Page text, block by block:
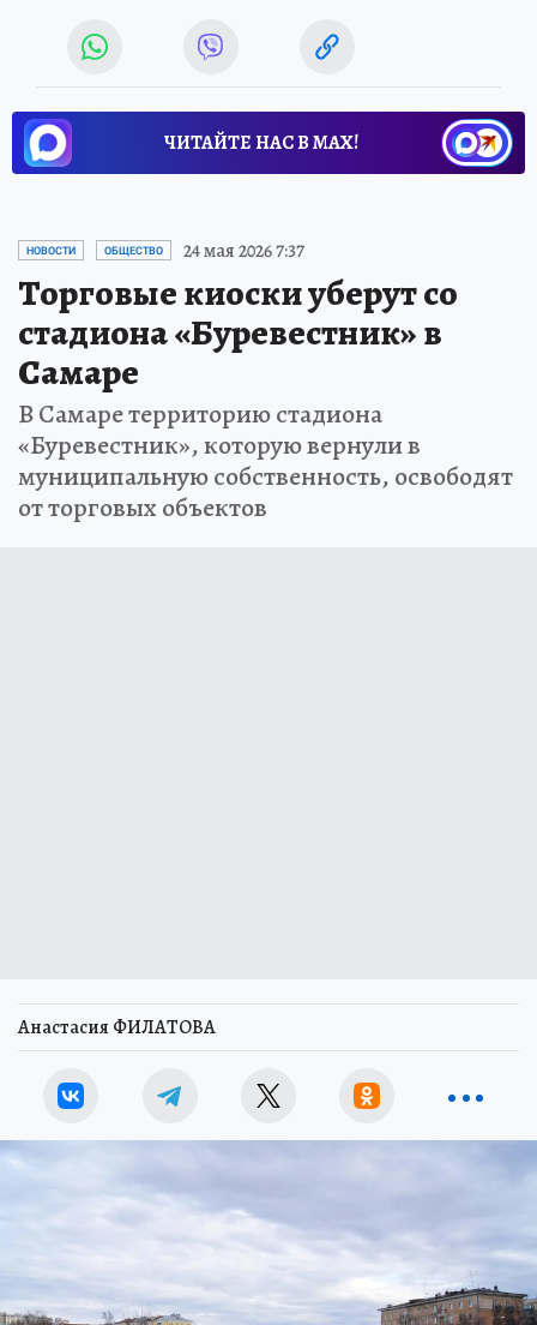
ЧИТАЙТЕ НАС В МАХ!
НОВОСТИ ОБЩЕСТВО 24 мая 2026 7:37
Торговые киоски уберут со
стадиона «Буревестник» в
Самаре
В Самаре территорию стадиона
«Буревестник», которую вернули в
муниципальную собственность, освободят
от торговых объектов
Анастасия ФИЛАТОВА